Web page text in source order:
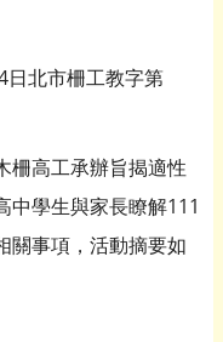
日北市柵工教字第
柵高工承辦旨揭適性
中學生與家長瞭解111
關事項，活動摘要如